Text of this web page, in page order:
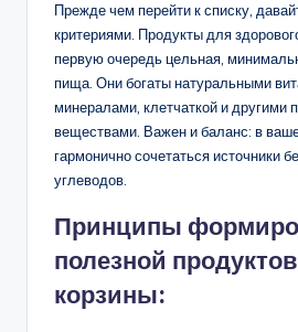
Прежде чем перейти к списку,
критериями. Продукты для
первую очередь цельная,
пища. Они богаты натуральными
минералами, клетчаткой и другими
веществами. Важен и баланс: в
гармонично сочетаться источники
углеводов.
Принципы
полезной
корзины: